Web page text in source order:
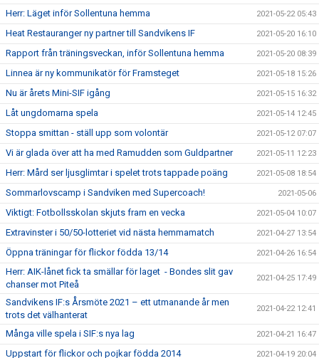
Herr: Läget inför Sollentuna hemma 2021-05-22 05:43
Heat Restauranger ny partner till Sandvikens IF 2021-05-20 16:10
Rapport från träningsveckan, inför Sollentuna hemma 2021-05-20 08:39
Linnea är ny kommunikatör för Framsteget 2021-05-18 15:26
Nu är årets Mini-SIF igång 2021-05-15 16:32
Låt ungdomarna spela 2021-05-14 12:45
Stoppa smittan - ställ upp som volontär 2021-05-12 07:07
Vi är glada över att ha med Ramudden som Guldpartner 2021-05-11 12:23
Herr: Mård ser ljusglimtar i spelet trots tappade poäng 2021-05-08 18:54
Sommarlovscamp i Sandviken med Supercoach! 2021-05-06
Viktigt: Fotbollsskolan skjuts fram en vecka 2021-05-04 10:07
Extravinster i 50/50-lotteriet vid nästa hemmamatch 2021-04-27 13:54
Öppna träningar för flickor födda 13/14 2021-04-26 16:54
Herr: AIK-lånet fick ta smällar för laget - Bondes slit gav
chanser mot Piteå
2021-04-25 17:49
Sandvikens IF:s Årsmöte 2021 – ett utmanande år men
trots det välhanterat
2021-04-22 12:41
Många ville spela i SIF:s nya lag 2021-04-21 16:47
Uppstart för flickor och pojkar födda 2014 2021-04-19 20:04